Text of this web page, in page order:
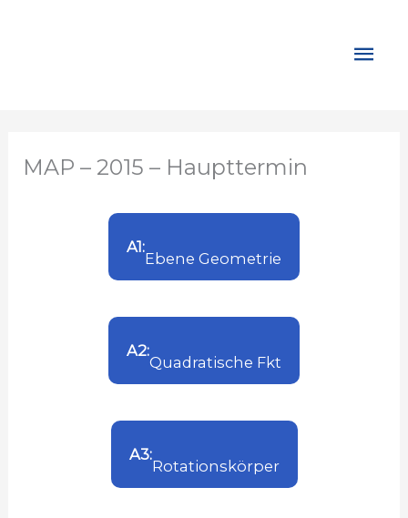
MAP – 2015 – Haupttermin
A1:
Ebene Geometrie
A2:
Quadratische Fkt
A3:
Rotationskörper